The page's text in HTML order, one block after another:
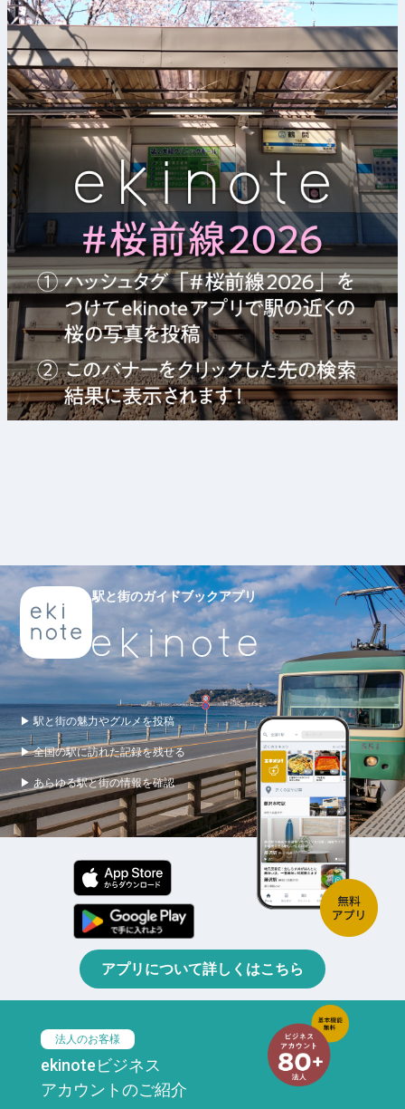
駅と街のガイドブックアプリ
▶ 駅と街の魅力やグルメを投稿
▶ 全国の駅に訪れた記録を残せる
▶ あらゆる駅と街の情報を確認
アプリについて詳しくはこちら
法人のお客様
ekinoteビジネス
アカウントのご紹介